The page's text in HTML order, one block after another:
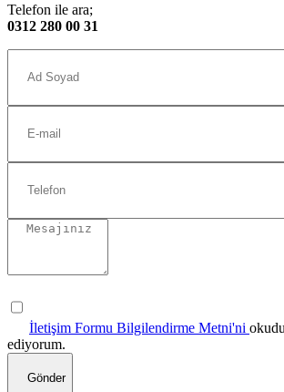
Telefon ile ara;
0312 280 00 31
İletişim Formu Bilgilendirme Metni'ni
ediyorum.